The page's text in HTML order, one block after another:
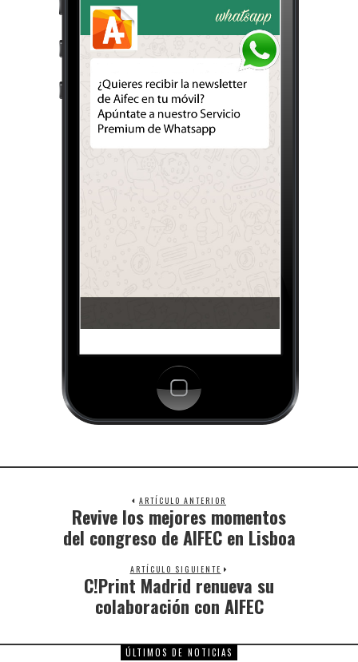
ARTÍCULO ANTERIOR
Revive los mejores momentos
del congreso de AIFEC en Lisboa
ARTÍCULO SIGUIENTE
C!Print Madrid renueva su
colaboración con AIFEC
ÚLTIMOS DE NOTICIAS